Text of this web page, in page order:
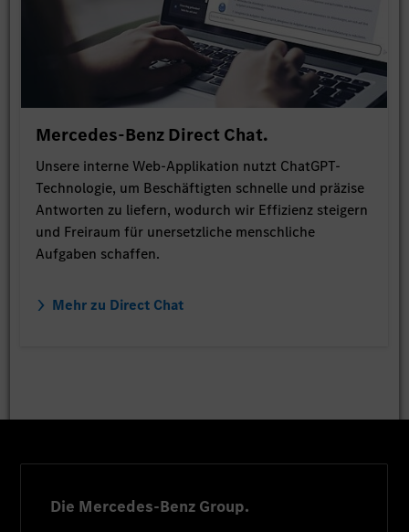
Mercedes-Benz Direct Chat.
Unsere interne Web-Applikation nutzt ChatGPT-
Technologie, um Beschäftigten schnelle und präzise
Antworten zu liefern, wodurch wir Effizienz steigern
und Freiraum für unersetzliche menschliche
Aufgaben schaffen.
Mehr zu Direct Chat
Die Mercedes-Benz Group.